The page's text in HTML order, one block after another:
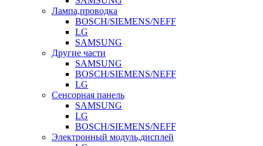
Лампа,проводка
BOSCH/SIEMENS/NEFF
LG
SAMSUNG
Другие части
SAMSUNG
BOSCH/SIEMENS/NEFF
LG
Сенсорная панель
SAMSUNG
LG
BOSCH/SIEMENS/NEFF
Электронный модуль,дисплей